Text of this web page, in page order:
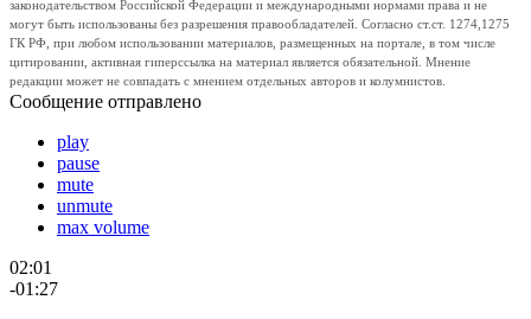
законодательством Российской Федерации и международными нормами права и не
могут быть использованы без разрешения правообладателей. Согласно ст.ст. 1274,1275
ГК РФ, при любом использовании материалов, размещенных на портале, в том числе
цитировании, активная гиперссылка на материал является обязательной. Мнение
редакции может не совпадать с мнением отдельных авторов и колумнистов.
Сообщение отправлено
play
pause
mute
unmute
max volume
02:01
-01:27